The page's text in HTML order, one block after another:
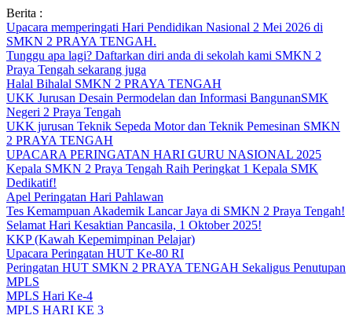
Skip
to
content
Berita :
Upacara memperingati Hari Pendidikan Nasional 2 Mei 2026 di
SMKN 2 PRAYA TENGAH.
Tunggu apa lagi? Daftarkan diri anda di sekolah kami SMKN 2
Praya Tengah sekarang juga
Halal Bihalal SMKN 2 PRAYA TENGAH
UKK Jurusan Desain Permodelan dan Informasi BangunanSMK
Negeri 2 Praya Tengah
UKK jurusan Teknik Sepeda Motor dan Teknik Pemesinan SMKN
2 PRAYA TENGAH
UPACARA PERINGATAN HARI GURU NASIONAL 2025
Kepala SMKN 2 Praya Tengah Raih Peringkat 1 Kepala SMK
Dedikatif!
Apel Peringatan Hari Pahlawan
Tes Kemampuan Akademik Lancar Jaya di SMKN 2 Praya Tengah!
Selamat Hari Kesaktian Pancasila, 1 Oktober 2025!
KKP (Kawah Kepemimpinan Pelajar)
Upacara Peringatan HUT Ke-80 RI
Peringatan HUT SMKN 2 PRAYA TENGAH Sekaligus Penutupan
MPLS
MPLS Hari Ke-4
MPLS HARI KE 3